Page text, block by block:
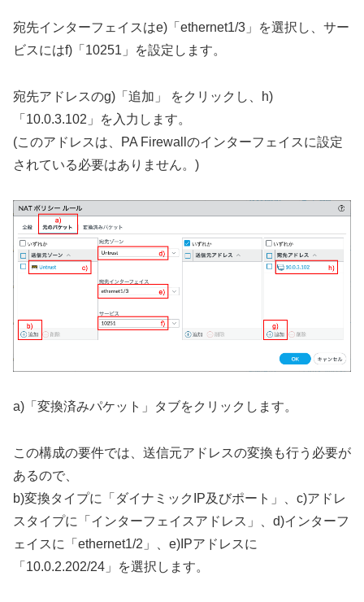
宛先インターフェイスはe)「ethernet1/3」を選択し、サー
ビスにはf)「10251」を設定します。
宛先アドレスのg)「追加」 をクリックし、h)
「10.0.3.102」を入力します。
(このアドレスは、PA Firewallのインターフェイスに設定
されている必要はありません。)
a)「変換済みパケット」タブをクリックします。
この構成の要件では、送信元アドレスの変換も行う必要が
あるので、
b)変換タイプに「ダイナミックIP及びポート」、c)アドレ
スタイプに「インターフェイスアドレス」、d)インターフ
ェイスに「ethernet1/2」、e)IPアドレスに
「10.0.2.202/24」を選択します。